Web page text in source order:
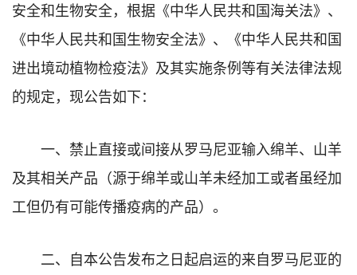
安全和生物安全，根据《中华人民共和国海关法》、
《中华人民共和国生物安全法》、《中华人民共和国
进出境动植物检疫法》及其实施条例等有关法律法规
的规定，现公告如下：
一、禁止直接或间接从罗马尼亚输入绵羊、山羊
及其相关产品（源于绵羊或山羊未经加工或者虽经加
工但仍有可能传播疫病的产品）。
二、自本公告发布之日起启运的来自罗马尼亚的